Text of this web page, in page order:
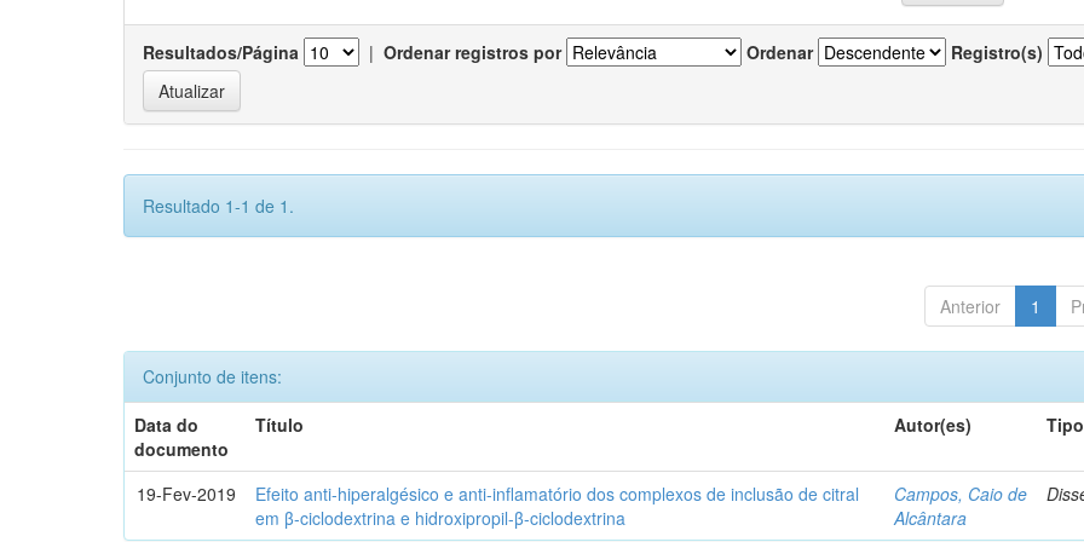
Resultados/Página | Ordenar registros por Ordenar Registro(s)
Resultado 1-1 de 1.
Anterior 1
Conjunto de itens:
Data do
documento
Título Autor(es) Tipo
19-Fev-2019
Efeito anti-hiperalgésico e anti-inflamatório dos complexos de inclusão de citral
em β-ciclodextrina e hidroxipropil-β-ciclodextrina
Campos, Caio de
Alcântara